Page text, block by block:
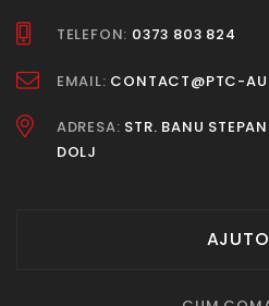
TELEFON: 0373 803 824
EMAIL: CONTACT@PTC-
ADRESA: STR. BANU
DOLJ